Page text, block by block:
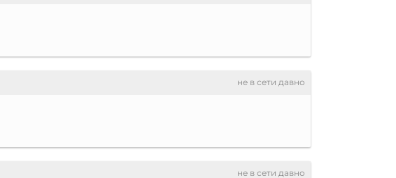
не в сети давно
не в сети давно